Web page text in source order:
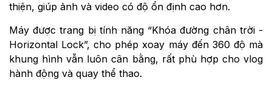
thiện, giúp ảnh và video có độ ổn định cao hơn.
Máy được trang bị tính năng “Khóa đường chân trời -
Horizontal Lock”, cho phép xoay máy đến 360 độ mà
khung hình vẫn luôn cân bằng, rất phù hợp cho vlog
hành động và quay thể thao.